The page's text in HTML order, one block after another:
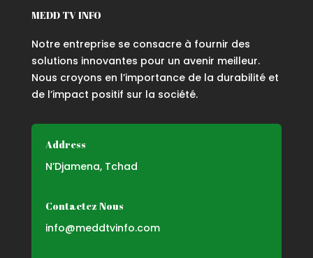
MEDD TV INFO
Notre entreprise se consacre à fournir des
solutions innovantes pour un avenir meilleur.
Nous croyons en l’importance de la durabilité et
de l’impact positif sur la société.
Address
N’Djamena, Tchad
Contactez Nous
info@meddtvinfo.com